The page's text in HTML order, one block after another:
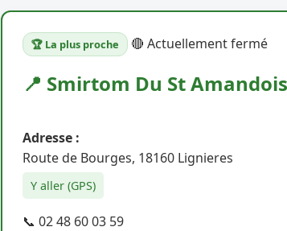
🏆 La plus proche 🔴 Actuellement fermé
📍 Smirtom Du St Amandois
Adresse :
Route de Bourges, 18160 Lignieres
Y aller (GPS)
📞 02 48 60 03 59